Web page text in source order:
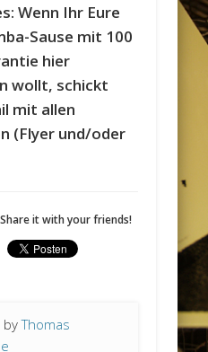
Wenn Ihr Eure
Sause mit 100
hier
wollt, schickt
mit allen
(Flyer und/oder
it with your friends!
byThomas